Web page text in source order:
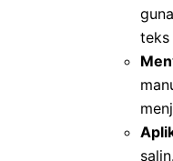
teks